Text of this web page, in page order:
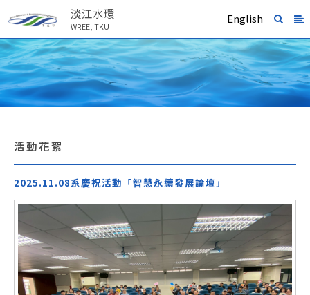
淡江水環
WREE, TKU
English
活動花絮
2025.11.08系慶祝活動「智慧永續發展論壇」